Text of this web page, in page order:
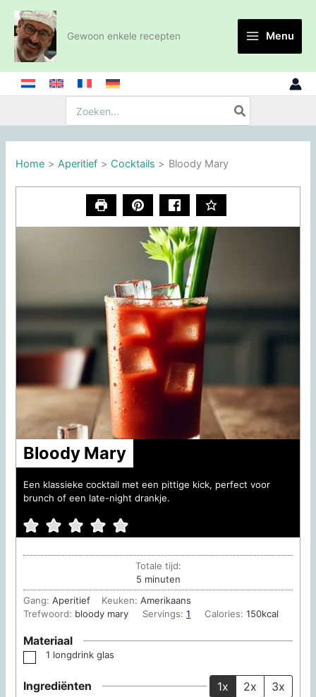
naar
inhoud
Gewoon enkele recepten Menu
Home Aperitief Cocktails Bloody Mary
Bloody Mary
Een klassieke cocktail met een pittige kick, perfect voor
brunch of een late-night drankje.
Totale tijd:
5minuten
minuten
Gang:Aperitief Keuken:Amerikaans
Trefwoord: bloody mary Servings:1 Calories: 150kcal
Materiaal
▢
1 longdrink glas
Ingrediënten 1x 2x 3x